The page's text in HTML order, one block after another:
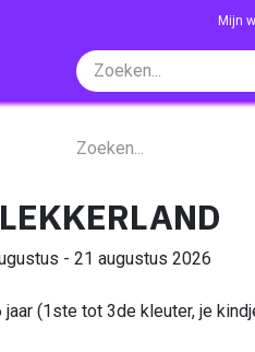
Mijn
- 21 augustus 2026
(1ste tot 3de kleuter, je